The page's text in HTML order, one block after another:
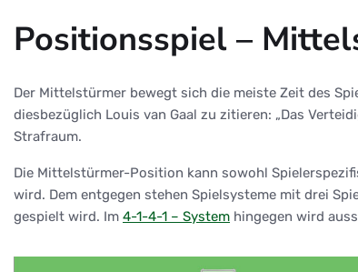
Positionsspiel –
Der Mittelstürmer bewegt sich die meiste Zeit des
diesbezüglich Louis van Gaal zu zitieren: „Das
Strafraum.
Die Mittelstürmer-Position kann sowohl
wird. Dem entgegen stehen Spielsysteme mit drei
gespielt wird. Im 4-1-4-1 – System hingegen wird